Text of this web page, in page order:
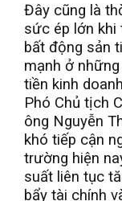
Đây cũng là
sức ép lớn khi
bất động sản
mạnh ở
tiền kinh
Phó Chủ tịch
ông Nguyễn
khó tiếp cận
trường hiện
suất liên tục
bẩy tài chính